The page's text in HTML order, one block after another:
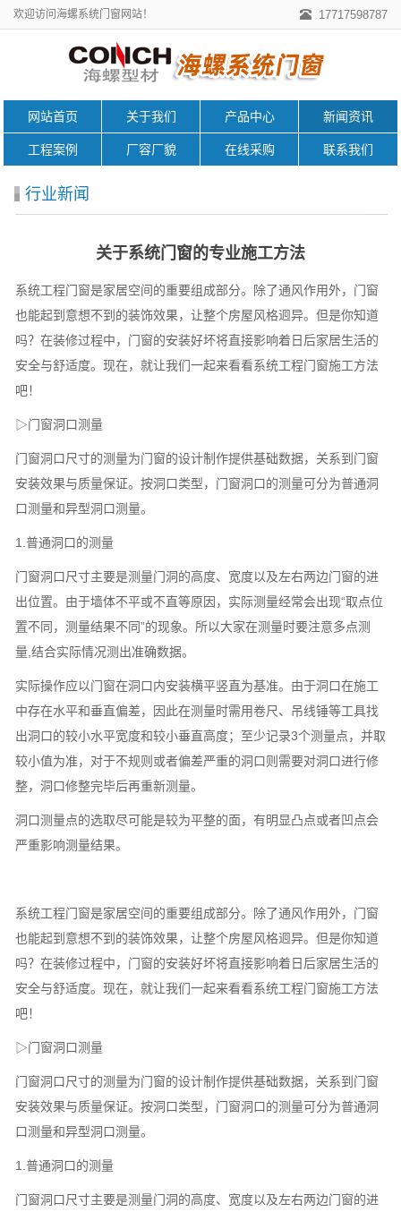
欢迎访问海螺系统门窗网站！ 17717598787
网站首页 关于我们 产品中心 新闻资讯
工程案例 厂容厂貌 在线采购 联系我们
行业新闻
关于系统门窗的专业施工方法
系统工程门窗是家居空间的重要组成部分。除了通风作用外，门窗
也能起到意想不到的装饰效果，让整个房屋风格迥异。但是你知道
吗？在装修过程中，门窗的安装好坏将直接影响着日后家居生活的
安全与舒适度。现在，就让我们一起来看看系统工程门窗施工方法
吧！
▷门窗洞口测量
门窗洞口尺寸的测量为门窗的设计制作提供基础数据，关系到门窗
安装效果与质量保证。按洞口类型，门窗洞口的测量可分为普通洞
口测量和异型洞口测量。
1.普通洞口的测量
门窗洞口尺寸主要是测量门洞的高度、宽度以及左右两边门窗的进
出位置。由于墙体不平或不直等原因，实际测量经常会出现“取点位
置不同，测量结果不同”的现象。所以大家在测量时要注意多点测
量,结合实际情况测出准确数据。
实际操作应以门窗在洞口内安装横平竖直为基准。由于洞口在施工
中存在水平和垂直偏差，因此在测量时需用卷尺、吊线锤等工具找
出洞口的较小水平宽度和较小垂直高度；至少记录3个测量点，并取
较小值为准，对于不规则或者偏差严重的洞口则需要对洞口进行修
整，洞口修整完毕后再重新测量。
洞口测量点的选取尽可能是较为平整的面，有明显凸点或者凹点会
严重影响测量结果。
系统工程门窗是家居空间的重要组成部分。除了通风作用外，门窗
也能起到意想不到的装饰效果，让整个房屋风格迥异。但是你知道
吗？在装修过程中，门窗的安装好坏将直接影响着日后家居生活的
安全与舒适度。现在，就让我们一起来看看系统工程门窗施工方法
吧！
▷门窗洞口测量
门窗洞口尺寸的测量为门窗的设计制作提供基础数据，关系到门窗
安装效果与质量保证。按洞口类型，门窗洞口的测量可分为普通洞
口测量和异型洞口测量。
1.普通洞口的测量
门窗洞口尺寸主要是测量门洞的高度、宽度以及左右两边门窗的进